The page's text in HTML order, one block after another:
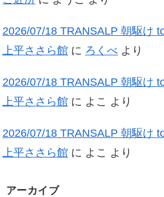
2026/07/18 TRANSALP 朝駆け
上平ささら館 に ろくべ より
2026/07/18 TRANSALP 朝駆け
上平ささら館 に よこ より
2026/07/18 TRANSALP 朝駆け
上平ささら館 に よこ より
アーカイブ